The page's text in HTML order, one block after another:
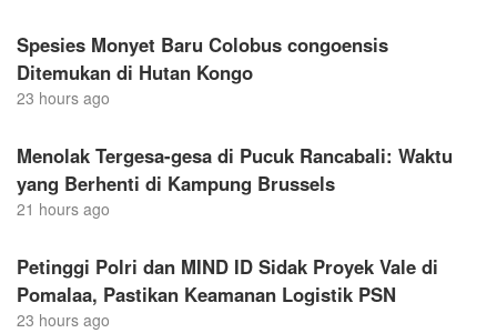
Spesies Monyet Baru Colobus congoensis
Ditemukan di Hutan Kongo
23 hours ago
Menolak Tergesa-gesa di Pucuk Rancabali: Waktu
yang Berhenti di Kampung Brussels
21 hours ago
Petinggi Polri dan MIND ID Sidak Proyek Vale di
Pomalaa, Pastikan Keamanan Logistik PSN
23 hours ago